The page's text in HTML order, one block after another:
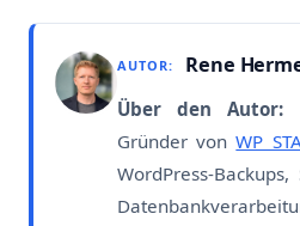
AUTOR: Rene
Über den Autor:
Gründer vonWP
WordPress-